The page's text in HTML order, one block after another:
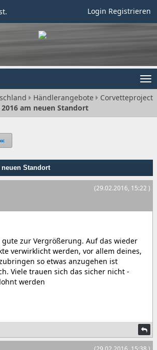
Login Registrieren
Händlerangebote
Corvetteproject
2016 am neuen Standort
Standort
(29.02.2016, 15:22 )
zur Vergrößerung. Auf das wieder
verwirklicht werden, vor allem deines,
so etwas anzugehen ist
Viele trauen sich das sicher nicht -
werden